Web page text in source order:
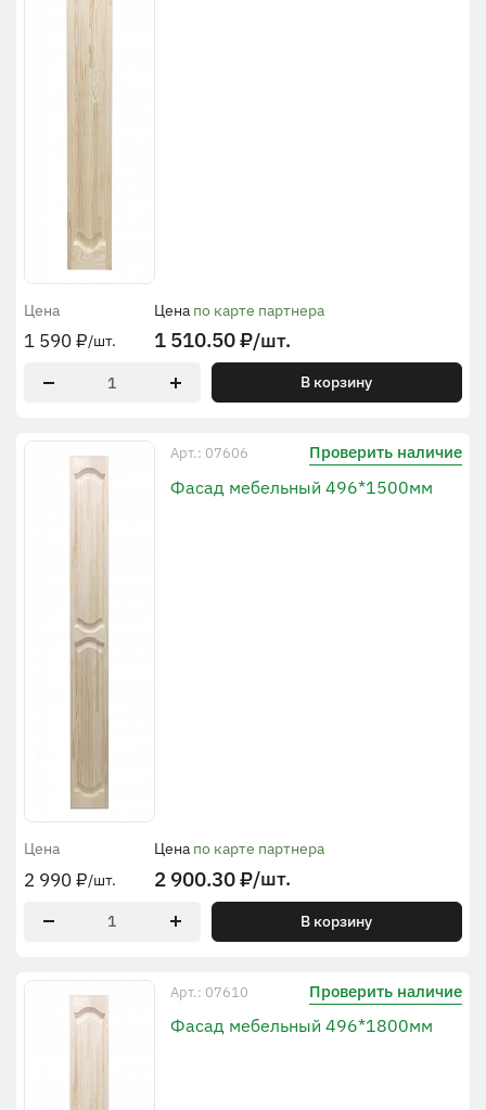
Цена
1 590₽/шт.
Цена по карте партнера
1 510.50₽/шт.
В корзину
Арт.: 07606 Проверить наличие
Фасад мебельный 496*1500мм
Цена
2 990₽/шт.
Цена по карте партнера
2 900.30₽/шт.
В корзину
Арт.: 07610 Проверить наличие
Фасад мебельный 496*1800мм